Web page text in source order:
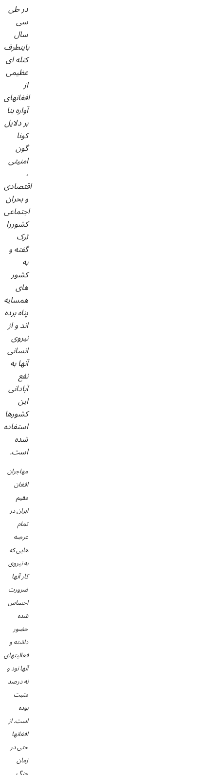
در طی
سی
سال
باینطرف
کتله ای
عظیمی
از
افغانهای
آواره بنا
بر دلایل
کونا
گون
امنیتی
،
اقتصادی
و بحران
اجتماعی
کشوررا
ترک
گفته و
به
کشور
های
همسایه
پناه برده
اند و از
نیروی
انسانی
آنها به
نفع
آبادانی
این
کشورها
استفاده
شده
است.
مهاجران
افغان
مقیم
ایران در
تمام
عرصه
هایی که
به نیروی
کار آنها
ضرورت
احساس
شده
حضور
داشته و
فعالیتهای
آنها نود و
نه درصد
مثبت
بوده
است. از
افغانها
حتی در
زمان